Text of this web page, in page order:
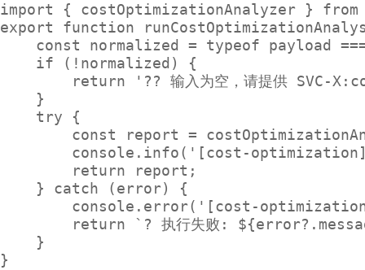
import { costOptimizationAnalyzer }
export function
const normalized = typeof payload
    if (!normalized) {
return '?? 输入为空，请提供 SVC-
    }
    try {
const report =
console.info('[cost-
        return report;
    } catch (error) {
console.error('[cost-
return `? 执行失败:
    }
}